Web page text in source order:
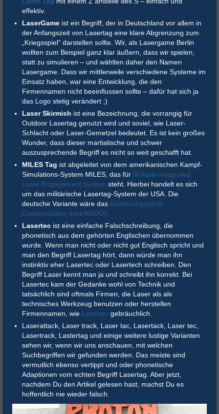
effektiv.
LaserGame ist ein Begriff, der in Deutschland vor allem in
der Anfangszeit von Lasertag eine klare Abgrenzung zum
„Kriegsspiel“ darstellen sollte. Wir, als Lasergame Berlin
wollten zum Beispiel ganz klar äußern, dass wir spielen,
statt zu simulieren – und wählten daher den Namen
Lasergame. Dass wir mittlerweile verschiedene Systeme im
Einsatz haben, war eine Entwicklung, die den
Firmennamen nicht beeinflussen sollte – dafür hat sich ja
das Logo stetig verändert ;)
Laser Skirmish ist eine Bezeichnung, die vorrangig für
Outdoor Lasertag genutzt wird und soviel, wie Laser-
Schlacht oder Laser-Gemetzel bedeutet. Es ist kein großes
Wunder, dass dieser martialische und schwer
auszusprechende Begriff es nicht so weit geschafft hat.
MILES Tag ist abgeleitet von dem amerikanischen Kampf-
Simulations-System MILES, das für Multiple Integrated
Laser Engagement System steht. Hierbei handelt es sich
um das militärische Lasertag-System der USA. Die
deutsche Variante wäre das Ausbildungsgerät
Duellsimulator, kurz AGDUS
Lasertec ist eine einfache Falschschreibung, die
phonetisch aus dem gehörten Englischen übernommen
wurde. Wenn man nicht oder nicht gut Englisch spricht und
man den Begriff Lasertag hört, dann würde man ihn
instinktiv eher Lasertec oder Lasertech schreiben. Den
Begriff Laser kennt man ja und schreibt ihn korrekt. Bei
Lasertec kam der Gedanke wohl von Technik und
tatsächlich sind oftmals Firmen, die Laser als als
technisches Werkzeug benutzen oder herstellen
Firmennamen, wie Lasertec gebräuchlich.
Laserattack, Laser track, Laser tac, Lasertack, Laser tec,
Lasertrack, Lastertag und einige weitere lustige Varianten
sehen wir, wenn wir uns anschauen, mit welchen
Suchbegriffen wir gefunden werden. Das meiste sind
vermutlich ebenso vertippt und oder phonetische
Adaptionen vom echten Begriff Lasertag. Aber jetzt,
nachdem Du den Artikel gelesen hast, machst Du es
hoffentlich nie wieder falsch.